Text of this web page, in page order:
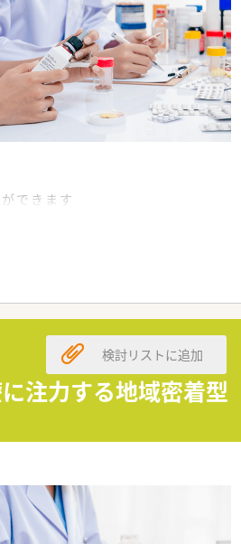
できます
です。
注力する地域密着型
検討リストに追加